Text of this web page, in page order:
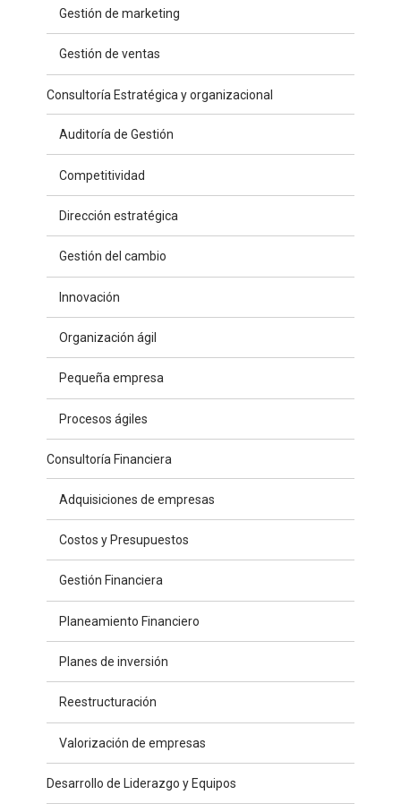
Gestión de marketing
Gestión de ventas
Consultoría Estratégica y organizacional
Auditoría de Gestión
Competitividad
Dirección estratégica
Gestión del cambio
Innovación
Organización ágil
Pequeña empresa
Procesos ágiles
Consultoría Financiera
Adquisiciones de empresas
Costos y Presupuestos
Gestión Financiera
Planeamiento Financiero
Planes de inversión
Reestructuración
Valorización de empresas
Desarrollo de Liderazgo y Equipos